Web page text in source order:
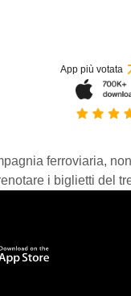
App più votata
ferroviaria,
i biglietti del